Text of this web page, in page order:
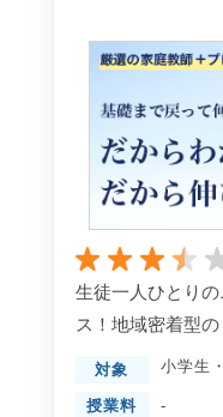
生徒一人ひとり
ス！地域密着型の
対象 小学生 ・
授業料 -